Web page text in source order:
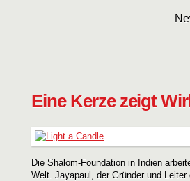
Eine Kerze zeigt
Die Shalom-Foundation in Indien
Welt. Jayapaul, der Gründer und